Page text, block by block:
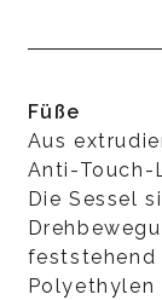
Füße
Aus
Anti-Touch-
Die Sessel
feststehend
Polyethylen